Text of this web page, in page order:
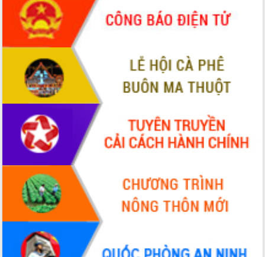
VIDEO
Không có file video nào để phát.
ALBUM ẢNH
LIÊN KẾT WEB